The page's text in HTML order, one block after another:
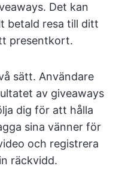
Det kan
betald resa till ditt
presentkort.
sätt. Användare
av giveaways
dig för att hålla
sina vänner för
och registrera
räckvidd.